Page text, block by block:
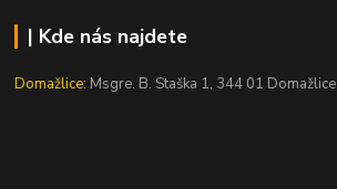
| Kde nás najdete
Domažlice: Msgre. B. Staška 1, 344 01 Domažlice